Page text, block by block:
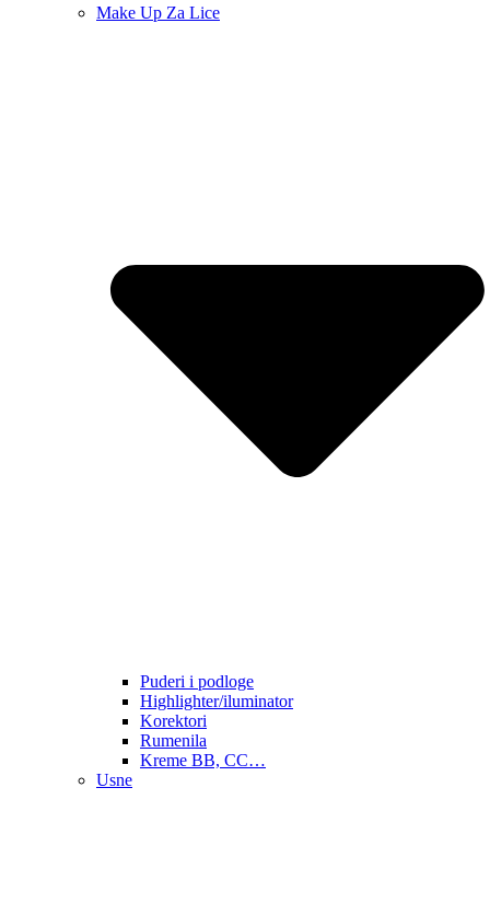
Make Up Za Lice
Puderi i podloge
Highlighter/iluminator
Korektori
Rumenila
Kreme BB, CC…
Usne